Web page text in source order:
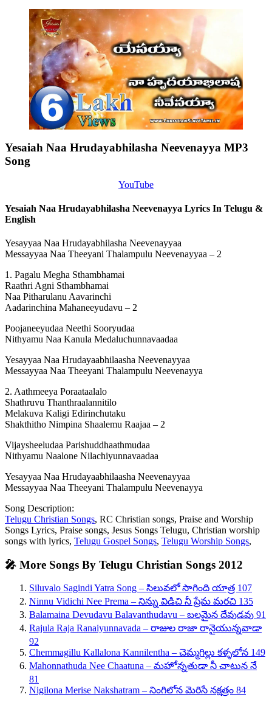
Yesaiah Naa Hrudayabhilasha Neevenayya MP3
Song
YouTube
Yesaiah Naa Hrudayabhilasha Neevenayya Lyrics In Telugu &
English
Yesayyaa Naa Hrudayabhilasha Neevenayyaa
Messayyaa Naa Theeyani Thalampulu Neevenayyaa – 2
1. Pagalu Megha Sthambhamai
Raathri Agni Sthambhamai
Naa Pitharulanu Aavarinchi
Aadarinchina Mahaneeyudavu – 2
Poojaneeyudaa Neethi Sooryudaa
Nithyamu Naa Kanula Medaluchunnavaadaa
Yesayyaa Naa Hrudayaabhilaasha Neevenayyaa
Messayyaa Naa Theeyani Thalampulu Neevenayya
2. Aathmeeya Poraataalalo
Shathruvu Thanthraalannitilo
Melakuva Kaligi Edirinchutaku
Shakthitho Nimpina Shaalemu Raajaa – 2
Vijaysheeludaa Parishuddhaathmudaa
Nithyamu Naalone Nilachiyunnavaadaa
Yesayyaa Naa Hrudayaabhilaasha Neevenayyaa
Messayyaa Naa Theeyani Thalampulu Neevenayya
Song Description:
Telugu Christian Songs, RC Christian songs, Praise and Worship
Songs Lyrics, Praise songs, Jesus Songs Telugu, Christian worship
songs with lyrics, Telugu Gospel Songs, Telugu Worship Songs,
🎤 More Songs By Telugu Christian Songs 2012
Siluvalo Sagindi Yatra Song – సిలువలో సాగింది యాత్ర 107
Ninnu Vidichi Nee Prema – నిన్ను విడిచి నీ ప్రేమ మరచి 135
Balamaina Devudavu Balavanthudavu – బలమైన దేవుడవు 91
Rajula Raja Ranaiyunnavada – రాజుల రాజా రానైయున్నవాడా
92
Chemmagillu Kallalona Kannilentha – చెమ్మగిల్లు కళ్ళలోన 149
Mahonnathuda Nee Chaatuna – మహోన్నతుడా నీ చాటున నే
81
Nigilona Merise Nakshatram – నింగిలోన మెరిసే నక్షత్రం 84